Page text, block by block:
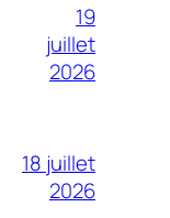
19
juillet
2026
18 juillet
2026